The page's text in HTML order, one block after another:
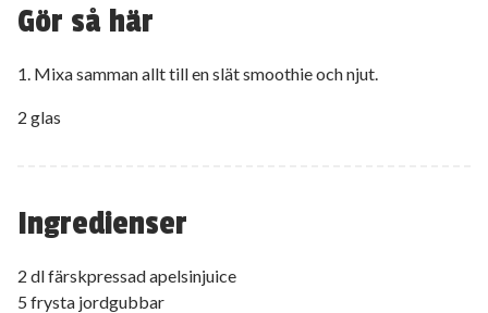
Ingredienser
2 dl färskpressad apelsinjuice
5 frysta jordgubbar
Gör så här
1. Mixa samman allt till en slät smoothie och njut.
2 glas